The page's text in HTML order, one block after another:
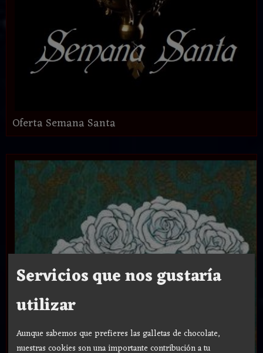
Oferta Semana Santa
Servicios que nos gustaría
utilizar
Aunque sabemos que prefieres las galletas de chocolate,
nuestras cookies son una importante contribución a tu